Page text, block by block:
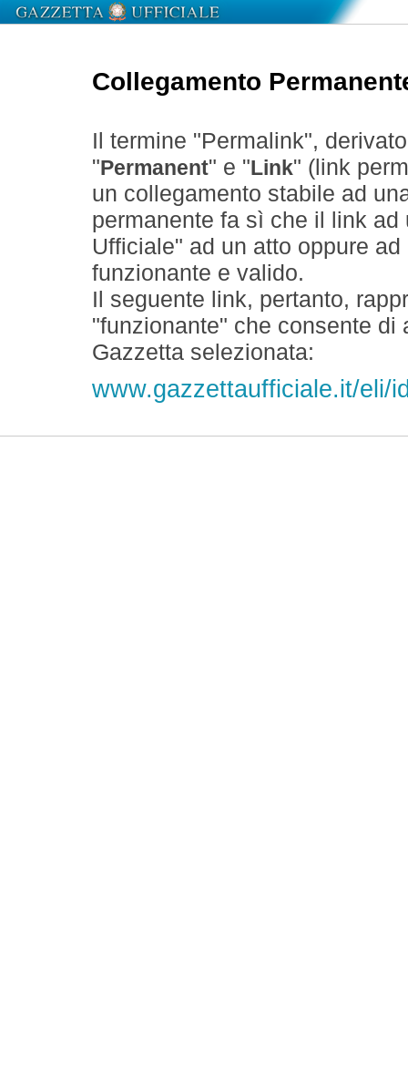
Collegamento
Il termine "Permalink",
" Permanent" e " Link" (link
un collegamento stabile ad
permanente fa sì che il link
Ufficiale" ad un atto oppure
funzionante e valido.
Il seguente link, pertanto,
"funzionante" che consente
Gazzetta selezionata:
www.gazzettaufficiale.it/eli/